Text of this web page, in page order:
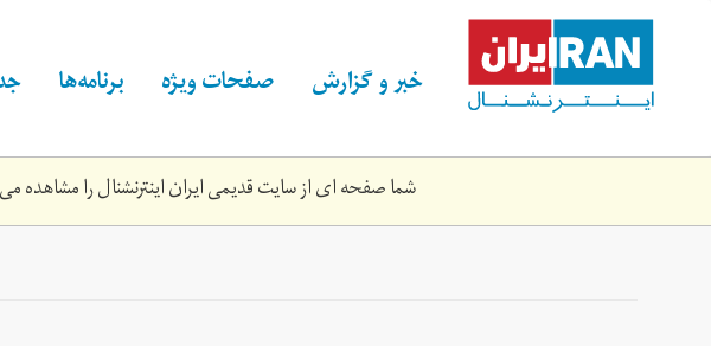
content خبر و گزارش صفحات ویژه برنامه‌ها
شما صفحه ای از سایت قدیمی ایران اینترنشنال را مشاهده